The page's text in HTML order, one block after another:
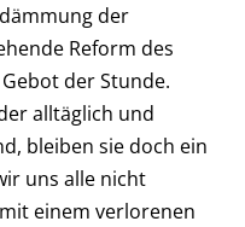
der
Reform des
der Stunde.
alltäglich und
bleiben sie doch ein
uns alle nicht
einem verlorenen